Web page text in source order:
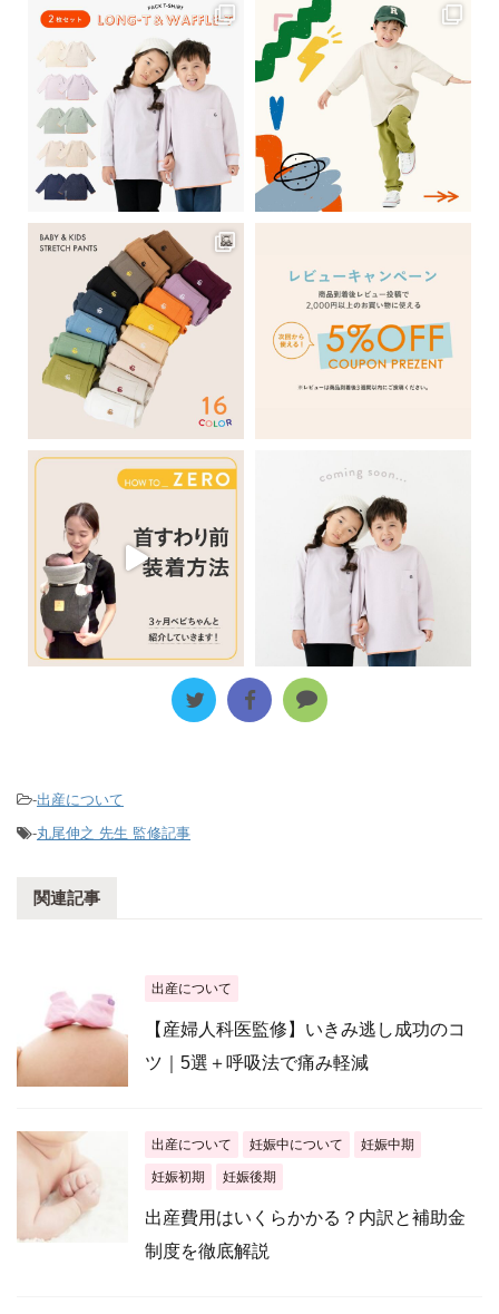
-出産について
-丸尾伸之 先生 監修記事
関連記事
出産について
【産婦人科医監修】いきみ逃し成功のコ
ツ｜5選＋呼吸法で痛み軽減
出産について 妊娠中について 妊娠中期
妊娠初期 妊娠後期
出産費用はいくらかかる？内訳と補助金
制度を徹底解説